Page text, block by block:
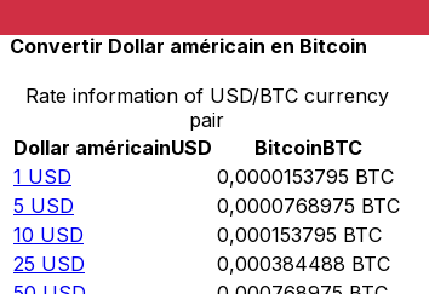
Convertir Dollar américain en Bitcoin
Rate information of USD/BTC currency
pair
Dollar américainUSD BitcoinBTC
1 USD 0,0000153795 BTC
5 USD 0,0000768975 BTC
10 USD 0,000153795 BTC
25 USD 0,000384488 BTC